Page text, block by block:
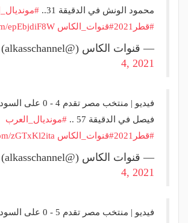
محمود الونش في الدقيقة 31..
#قطر2021
#قنوات_الكاس epEbjdiF8W
— قنوات الكاس (@alkasschannel)
4, 2021
فيديو | منتخب مصر
فيصل في الدقيقة 57 ..
#مونديال_العرب
#قطر2021
#قنوات_الكاس zGTxKl2ita
— قنوات الكاس (@alkasschannel)
4, 2021
فيديو | منتخب مصر